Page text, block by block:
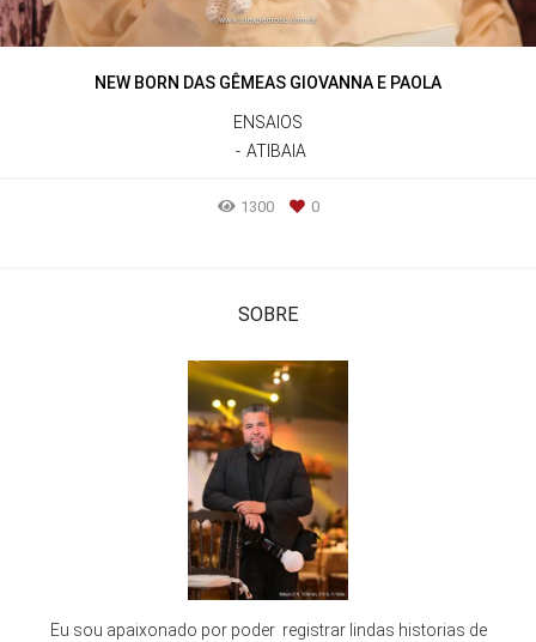
NEW BORN DAS GÊMEAS GIOVANNA E PAOLA
ENSAIOS
ATIBAIA
1300 0
SOBRE
Eu sou apaixonado por poder registrar lindas historias de